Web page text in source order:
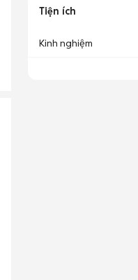
Tiện ích
Kinh nghiệm